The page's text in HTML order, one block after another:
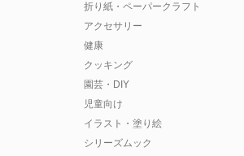
折り紙・ペーパークラフト
アクセサリー
健康
クッキング
園芸・DIY
児童向け
イラスト・塗り絵
シリーズムック